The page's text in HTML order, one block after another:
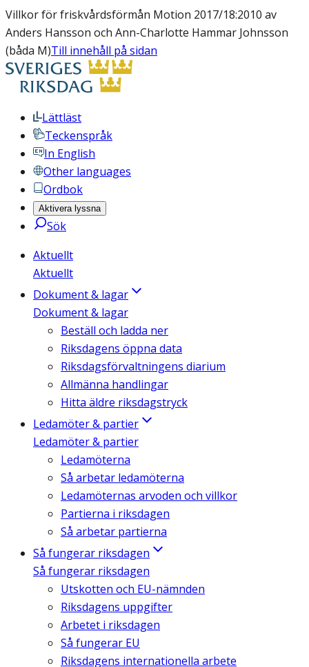
Villkor för friskvårdsförmån Motion 2017/18:2010 av
Anders Hansson och Ann-Charlotte Hammar Johnsson
(båda M)Till innehåll på sidan
Lättläst
Teckenspråk
In English
Other languages
Ordbok
Aktivera lyssna
Sök
Aktuellt
Aktuellt
Dokument & lagar
Dokument & lagar
Beställ och ladda ner
Riksdagens öppna data
Riksdagsförvaltningens diarium
Allmänna handlingar
Hitta äldre riksdagstryck
Ledamöter & partier
Ledamöter & partier
Ledamöterna
Så arbetar ledamöterna
Ledamöternas arvoden och villkor
Partierna i riksdagen
Så arbetar partierna
Så fungerar riksdagen
Så fungerar riksdagen
Utskotten och EU-nämnden
Riksdagens uppgifter
Arbetet i riksdagen
Så fungerar EU
Riksdagens internationella arbete